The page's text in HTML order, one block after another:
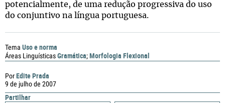
PorEdite Prada
9 de julho de 2007
Partilhar
potencialmente, de uma redução progressiva do uso
do conjuntivo na língua portuguesa.
Tema Uso e norma
Áreas LinguísticasGramática;Morfologia Flexional